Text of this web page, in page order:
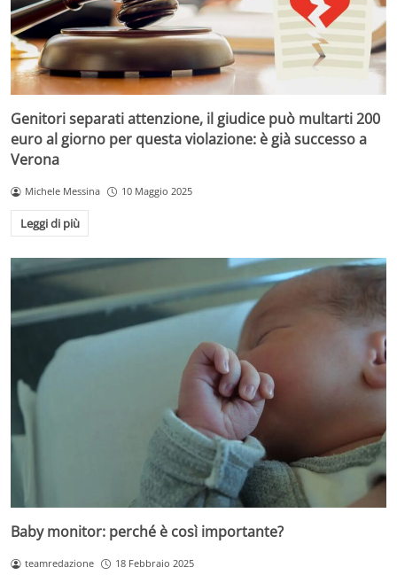
Genitori separati attenzione, il giudice può multarti 200
euro al giorno per questa violazione: è già successo a
Verona
Michele Messina 10 Maggio 2025
Leggi di più
Baby monitor: perché è così importante?
teamredazione 18 Febbraio 2025